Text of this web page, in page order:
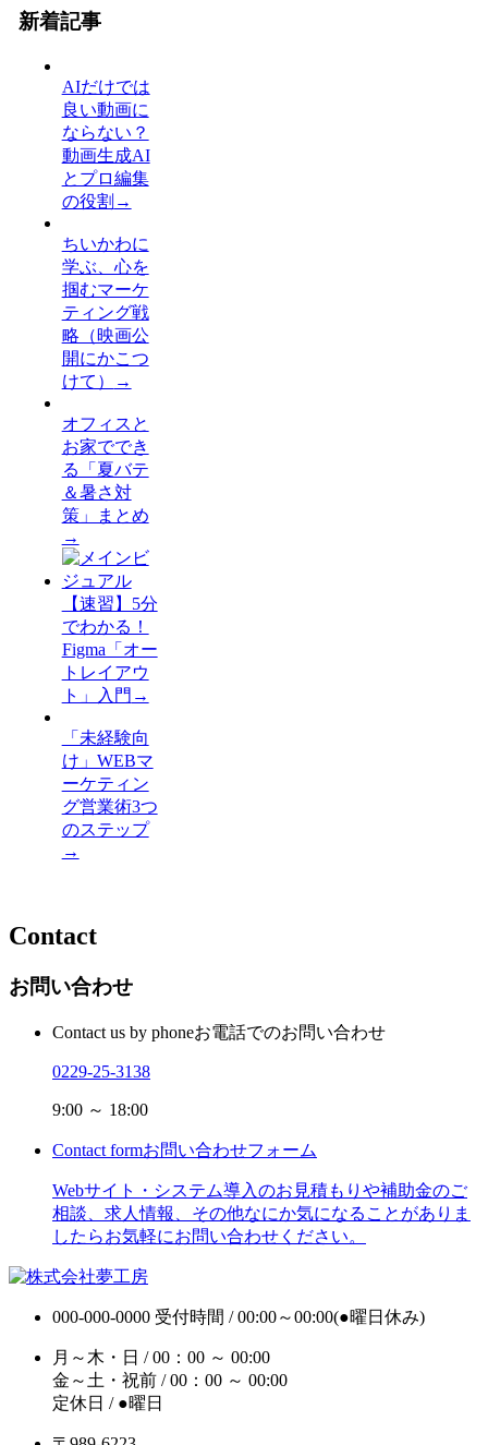
新着記事
AIだけでは
良い動画に
ならない？
動画生成AI
とプロ編集
の役割 →
ちいかわに
学ぶ、心を
掴むマーケ
ティング戦
略（映画公
開にかこつ
けて）
→
オフィスと
お家ででき
る「夏バテ
＆暑さ対
策」まとめ
→
【速習】5分
でわかる！
Figma「オー
トレイアウ
ト」入門 →
「未経験向
け」WEBマ
ーケティン
グ営業術3つ
のステップ
→
Contact
お問い合わせ
Contact us by phoneお電話でのお問い合わせ
0229-25-3138
9:00 ～ 18:00
Contact formお問い合わせフォーム
Webサイト・システム導入のお見積もりや補助金のご
相談、求人情報、その他なにか気になることがありま
したらお気軽にお問い合わせください。
000-000-0000 受付時間 / 00:00～00:00(●曜日休み)
月～木・日 / 00：00 ～ 00:00
金～土・祝前 / 00：00 ～ 00:00
定休日 / ●曜日